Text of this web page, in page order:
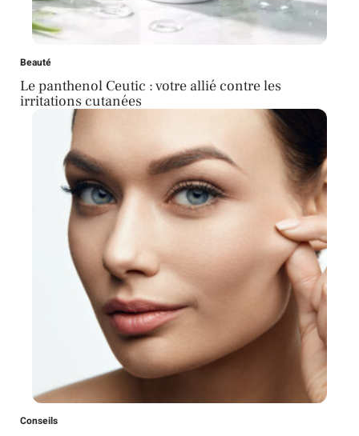
Beauté
Le panthenol Ceutic : votre allié contre les
irritations cutanées
Conseils